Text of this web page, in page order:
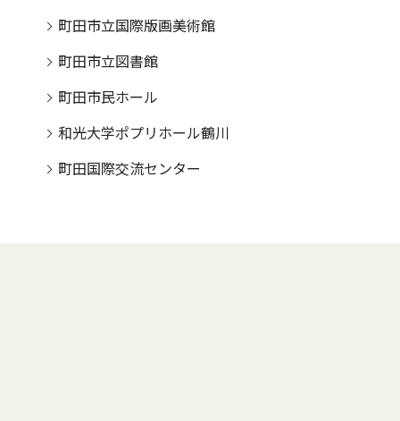
町田市立国際版画美術館
町田市立図書館
町田市民ホール
和光大学ポプリホール鶴川
町田国際交流センター